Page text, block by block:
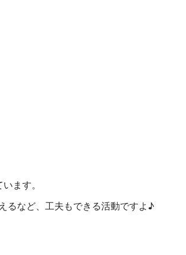
ます。
るなど、工夫もできる活動ですよ♪